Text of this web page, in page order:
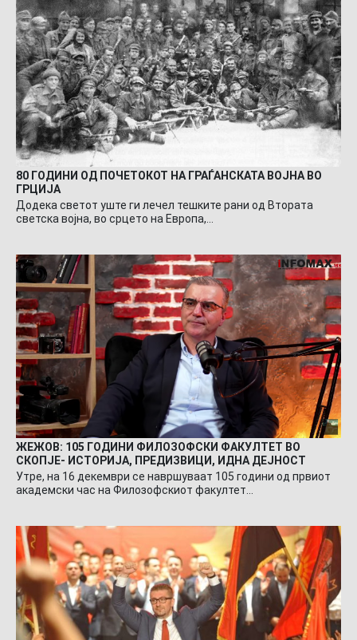
80 ГОДИНИ ОД ПОЧЕТОКОТ НА ГРАЃАНСКАТА ВОЈНА ВО
ГРЦИЈА
Додека светот уште ги лечел тешките рани од Втората
светска војна, во срцето на Европа,…
ЖЕЖОВ: 105 ГОДИНИ ФИЛОЗОФСКИ ФАКУЛТЕТ ВО
СКОПЈЕ- ИСТОРИЈА, ПРЕДИЗВИЦИ, ИДНА ДЕЈНОСТ
Утре, на 16 декември се навршуваат 105 години од првиот
академски час на Филозофскиот факултет…